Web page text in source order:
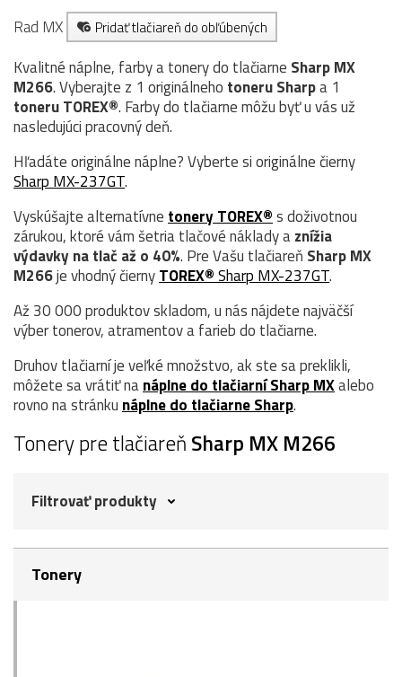
Rad MX Pridať tlačiareň do obľúbených
Kvalitné náplne, farby a tonery do tlačiarne Sharp MX
M266. Vyberajte z 1 originálneho toneruSharpa 1
toneru TOREX®. Farby do tlačiarne môžu byť u vás už
nasledujúci pracovný deň.
Hľadáte originálne náplne? Vyberte si originálne čierny
Sharp MX-237GT.
Vyskúšajte alternatívne tonery TOREX®s doživotnou
zárukou, ktoré vám šetria tlačové náklady aznížia
výdavky na tlač až o 40%. Pre Vašu tlačiareň Sharp MX
M266je vhodný čiernyTOREX®Sharp MX-237GT.
Až 30 000 produktov skladom, u nás nájdete najväčší
výber tonerov, atramentov a farieb do tlačiarne.
Druhov tlačiarní je veľké množstvo, ak ste sa preklikli,
môžete sa vrátiť nanáplne do tlačiarní Sharp MXalebo
rovno na stránku náplne do tlačiarne Sharp.
Tonery pre tlačiareň Sharp MX M266
Filtrovať produkty
Tonery